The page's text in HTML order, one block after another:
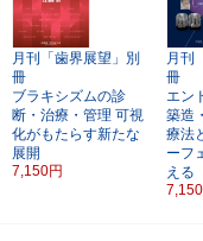
月刊「歯界展望」別
冊
ブラキシズムの診
断・治療・管理 可視
化がもたらす新たな
展開
7,150円
月刊
冊
エン
築造
療法
ーフ
える